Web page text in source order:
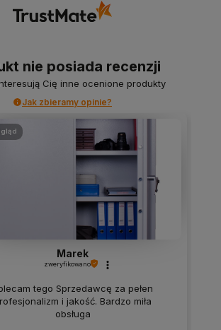
nie posiada recenzji
Cię inne ocenione produkty
Jak zbieramy opinie?
Marek
zweryfikowano
tego Sprzedawcę za pełen
i jakość. Bardzo miła
obsługa